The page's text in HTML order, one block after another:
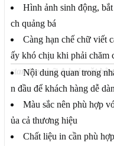
Hình ảnh sinh động,
ch quảng bá
Càng hạn chế chữ viết
ấy khó chịu khi phải chăm
standee chữ A hai mặt
Nội dung quan trong
n đầu để khách hàng dễ
Màu sắc nên phù hợp
ủa cả thương hiệu
Chất liệu in cần phù